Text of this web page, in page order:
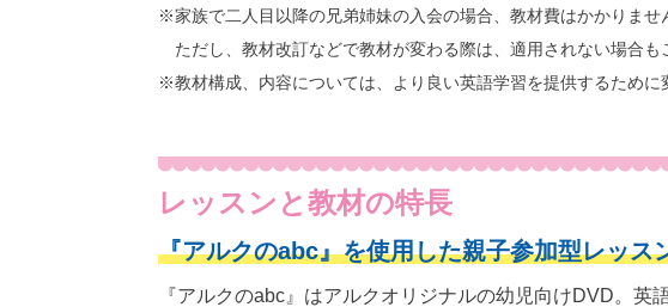
※家族で二人目以降の兄弟姉妹の入会の場合、教材費はかかりませ
ただし、教材改訂などで教材が変わる際は、適用されない場合も
※教材構成、内容については、より良い英語学習を提供するために
レッスンと教材の特長
『アルクのabc』を使用した親子参加型レッス
『アルクのabc』はアルクオリジナルの幼児向けDVD。英